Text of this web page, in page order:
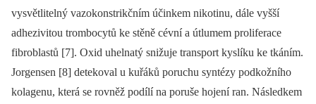
vysvětlitelný vazokonstrikčním účinkem nikotinu, dále vyšší
adhezivitou trombocytů ke stěně cévní a útlumem proliferace
fibroblastů [7]. Oxid uhelnatý snižuje transport kyslíku ke tkáním.
Jorgensen [8] detekoval u kuřáků poruchu syntézy podkožního
kolagenu, která se rovněž podílí na poruše hojení ran. Následkem